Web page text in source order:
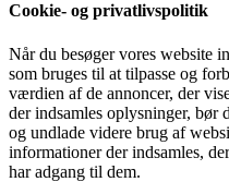
Cookie- og privatlivspolitik
Når du besøger vores website
som bruges til at tilpasse og
værdien af de annoncer, der
der indsamles oplysninger, bør
og undlade videre brug af
informationer der indsamles,
har adgang til dem.